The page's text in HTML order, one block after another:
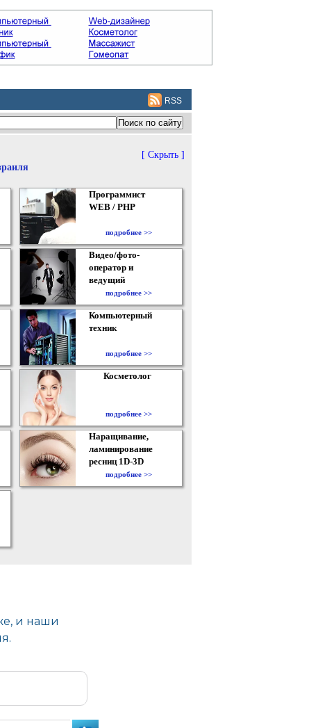
RSS
[ Скрыть ]
Программист
WEB / PHP
подробнее >>
Видео/фото-
оператор и
ведущий
подробнее >>
Компьютерный
техник
подробнее >>
Косметолог
подробнее >>
Наращивание,
ламинирование
ресниц 1D-3D
подробнее >>